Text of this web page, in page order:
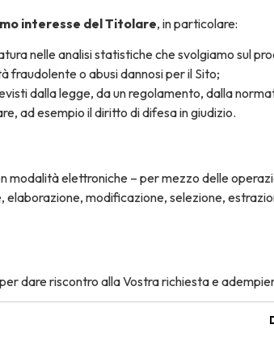
interesse del Titolare, in particolare:
nelle analisi statistiche che svolgiamo sul
fraudolente o abusi dannosi per il Sito;
dalla legge, da un regolamento, dalla
ad esempio il diritto di difesa in giudizio.
elettroniche – per mezzo delle
modificazione, selezione,
dare riscontro alla Vostra richiesta e